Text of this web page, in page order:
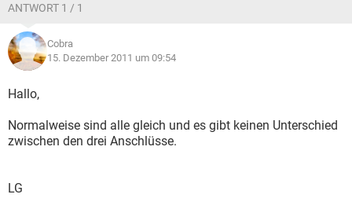
ANTWORT 1 / 1
Cobra
15. Dezember 2011 um 09:54
Hallo,
Normalweise sind alle gleich und es gibt keinen Unterschied
zwischen den drei Anschlüsse.
LG